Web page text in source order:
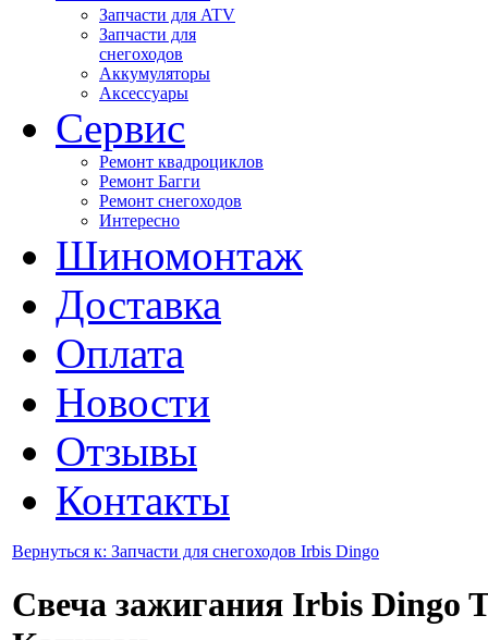
Запчасти для ATV
Запчасти для
снегоходов
Аккумуляторы
Аксессуары
Сервис
Ремонт квадроциклов
Ремонт Багги
Ремонт снегоходов
Интересно
Шиномонтаж
Доставка
Оплата
Новости
Отзывы
Контакты
Вернуться к: Запчасти для снегоходов Irbis Dingo
Cвеча зажигания Irbis Dingo